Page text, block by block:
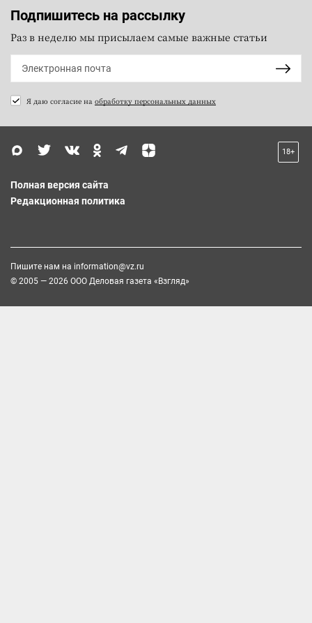
Подпишитесь на рассылку
Раз в неделю мы присылаем самые важные статьи
Я даю согласие на обработку персональных данных
18+
Полная версия сайта
Редакционная политика
Пишите нам на information@vz.ru
© 2005 — 2026 ООО Деловая газета «Взгляд»